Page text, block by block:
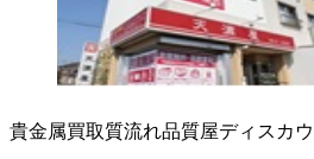
貴金属買取質流れ品質屋ディスカ